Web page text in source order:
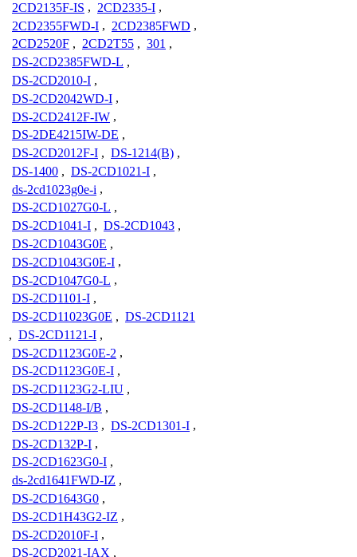
2CD2135F-IS , 2CD2335-I ,
2CD2355FWD-I , 2CD2385FWD ,
2CD2520F , 2CD2T55 , 301 ,
DS-2CD2385FWD-L ,
DS-2CD2010-I ,
DS-2CD2042WD-I ,
DS-2CD2412F-IW ,
DS-2DE4215IW-DE ,
DS-2CD2012F-I , DS-1214(B) ,
DS-1400 , DS-2CD1021-I ,
ds-2cd1023g0e-i ,
DS-2CD1027G0-L ,
DS-2CD1041-I , DS-2CD1043 ,
DS-2CD1043G0E ,
DS-2CD1043G0E-I ,
DS-2CD1047G0-L ,
DS-2CD1101-I ,
DS-2CD11023G0E , DS-2CD1121
, DS-2CD1121-I ,
DS-2CD1123G0E-2 ,
DS-2CD1123G0E-I ,
DS-2CD1123G2-LIU ,
DS-2CD1148-I/B ,
DS-2CD122P-I3 , DS-2CD1301-I ,
DS-2CD132P-I ,
DS-2CD1623G0-I ,
ds-2cd1641FWD-IZ ,
DS-2CD1643G0 ,
DS-2CD1H43G2-IZ ,
DS-2CD2010F-I ,
DS-2CD2021-IAX ,